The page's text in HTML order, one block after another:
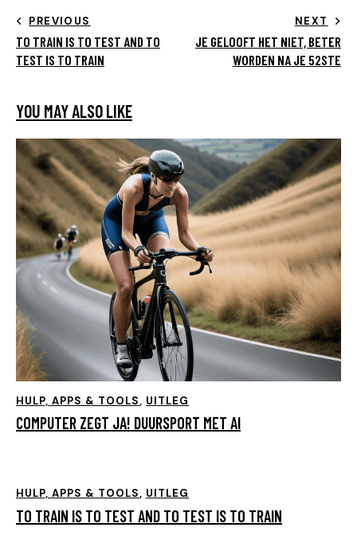
PREVIOUS
TO TRAIN IS TO TEST AND TO
TEST IS TO TRAIN
NEXT
JE GELOOFT HET NIET, BETER
WORDEN NA JE 52STE
YOU MAY ALSO LIKE
HULP, APPS & TOOLS, UITLEG
COMPUTER ZEGT JA! DUURSPORT MET AI
HULP, APPS & TOOLS, UITLEG
TO TRAIN IS TO TEST AND TO TEST IS TO TRAIN